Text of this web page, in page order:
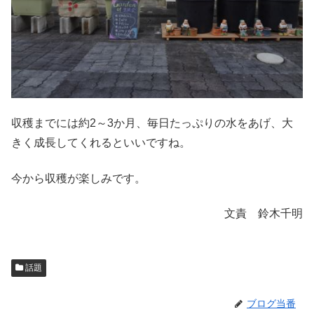
収穫までには約2～3か月、毎日たっぷりの水をあげ、大
きく成長してくれるといいですね。
今から収穫が楽しみです。
文責 鈴木千明
話題
ブログ当番